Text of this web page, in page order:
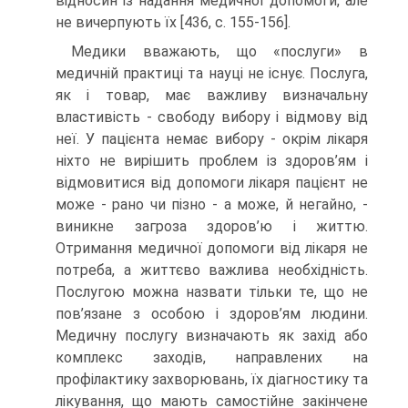
не вичерпують їх [436, с. 155-156].
Медики вважають, що «послуги» в
медичній практиці та науці не існує. Послуга,
як і товар, має важливу визначальну
властивість - свободу вибору і відмову від
неї. У пацієнта немає вибору - окрім лікаря
ніхто не вирішить проблем із здоров’ям і
відмовитися від допомоги лікаря пацієнт не
може - рано чи пізно - а може, й негайно, -
виникне загроза здоров’ю і життю.
Отримання медичної допомоги від лікаря не
потреба, а життєво важлива необхідність.
Послугою можна назвати тільки те, що не
пов’язане з особою і здоров’ям людини.
Медичну послугу визначають як захід або
комплекс заходів, направлених на
профілактику захворювань, їх діагностику та
лікування, що мають самостійне закінчене